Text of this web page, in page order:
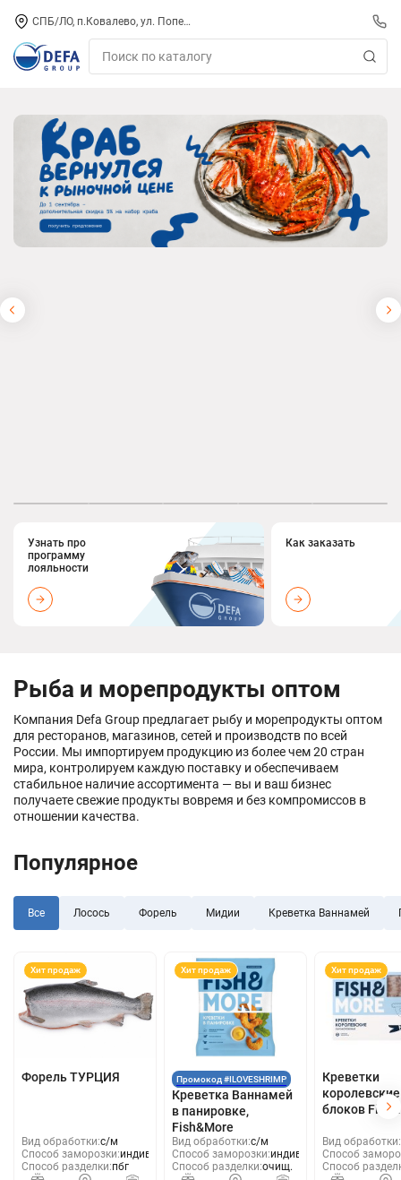
СПБ/ЛО, п.Ковалево, ул. Поперечная, д. 15, СК «ПИРС» («МОРОЗКО»)
Узнать про
программу
лояльности
Как заказать
Рыба и морепродукты оптом
Компания Defa Group предлагает рыбу и морепродукты оптом
для ресторанов, магазинов, сетей и производств по всей
России. Мы импортируем продукцию из более чем 20 стран
мира, контролируем каждую поставку и обеспечиваем
стабильное наличие ассортимента — вы и ваш бизнес
получаете свежие продукты вовремя и без компромиссов в
отношении качества.
Популярное
Все Лосось Форель Мидии Креветка Ваннамей
Хит продаж
Форель ТУРЦИЯ
Вид обработки:с/м
Способ заморозки:индивид
Способ разделки:пбг
Хит продаж
Промокод #ILOVESHRIMP
Креветка Ваннамей
в панировке,
Fish&More
Вид обработки:с/м
Способ заморозки:индивид
Способ разделки:очищ.
Хит продаж
Креветки
блоков
Вид обработки:
Способ
Способ